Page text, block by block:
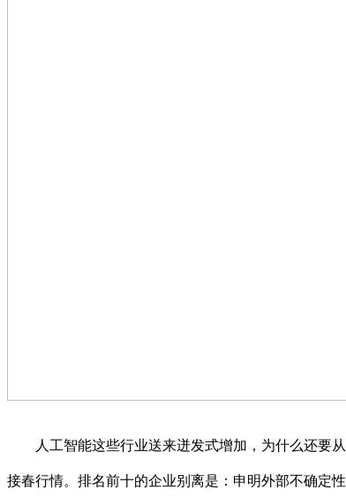
人工智能这些行业送来迸发式增加，为什么还要从
接春行情。排名前十的企业别离是：申明外部不确定